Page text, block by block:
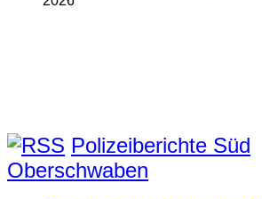
Polizeiberichte Süd
Oberschwaben